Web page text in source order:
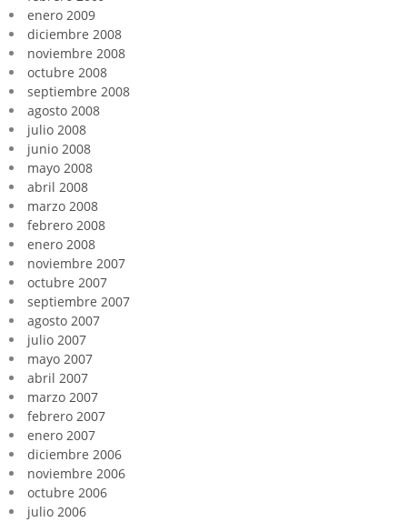
enero 2009
diciembre 2008
noviembre 2008
octubre 2008
septiembre 2008
agosto 2008
julio 2008
junio 2008
mayo 2008
abril 2008
marzo 2008
febrero 2008
enero 2008
noviembre 2007
octubre 2007
septiembre 2007
agosto 2007
julio 2007
mayo 2007
abril 2007
marzo 2007
febrero 2007
enero 2007
diciembre 2006
noviembre 2006
octubre 2006
julio 2006